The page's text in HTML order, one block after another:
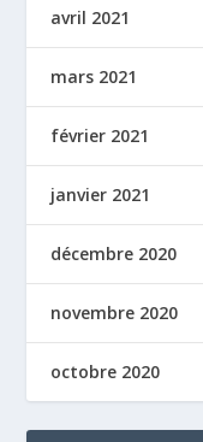
avril 2021
mars 2021
février 2021
janvier 2021
décembre 2020
novembre 2020
octobre 2020